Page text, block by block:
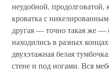
неудобной,
кроватка с
другая — точно такая же —
находились в разных
двухэтажная белая
стене и под ногами. Вся